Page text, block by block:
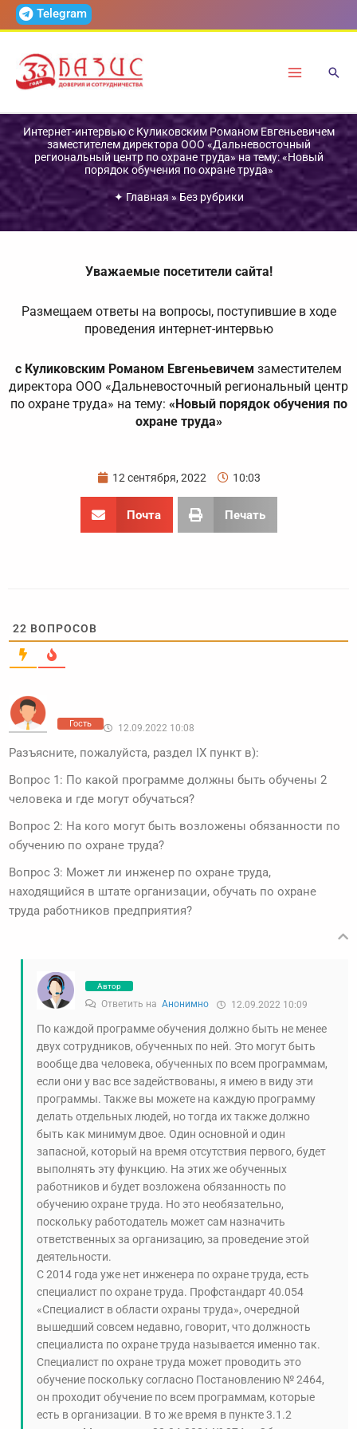
ПерейтиTelegram
Интернет-интервью с Куликовским Романом Евгеньевичем
заместителем директора ООО «Дальневосточный
региональный центр по охране труда» на тему: «Новый
порядок обучения по охране труда»
✦ Главная »Без рубрики
Уважаемые посетители сайта!
Размещаем ответы на вопросы, поступившие в ходе
проведения интернет-интервью
с Куликовским Романом Евгеньевичем заместителем
директора ООО «Дальневосточный региональный центр
по охране труда» на тему: «Новый порядок обучения по
охране труда»
12 сентября, 2022 10:03
Почта Печать
22 ВОПРОСОВ
Гость 12.09.2022 10:08
Разъясните, пожалуйста, раздел IX пункт в):
Вопрос 1: По какой программе должны быть обучены 2
человека и где могут обучаться?
Вопрос 2: На кого могут быть возложены обязанности по
обучению по охране труда?
Вопрос 3: Может ли инженер по охране труда,
находящийся в штате организации, обучать по охране
труда работников предприятия?
Автор
Ответить на Анонимно 12.09.2022 10:09
По каждой программе обучения должно быть не менее
двух сотрудников, обученных по ней. Это могут быть
вообще два человека, обученных по всем программам,
если они у вас все задействованы, я имею в виду эти
программы. Также вы можете на каждую программу
делать отдельных людей, но тогда их также должно
быть как минимум двое. Один основной и один
запасной, который на время отсутствия первого, будет
выполнять эту функцию. На этих же обученных
работников и будет возложена обязанность по
обучению охране труда. Но это необязательно,
поскольку работодатель может сам назначить
ответственных за организацию, за проведение этой
деятельности.
С 2014 года уже нет инженера по охране труда, есть
специалист по охране труда. Профстандарт 40.054
«Специалист в области охраны труда», очередной
вышедший совсем недавно, говорит, что должность
специалиста по охране труда называется именно так.
Специалист по охране труда может проводить это
обучение поскольку согласно Постановлению № 2464,
он проходит обучение по всем программам, которые
есть в организации. В то же время в пункте 3.1.2